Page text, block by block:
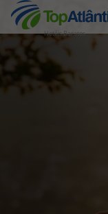
Hotéis Baratos
Destinos